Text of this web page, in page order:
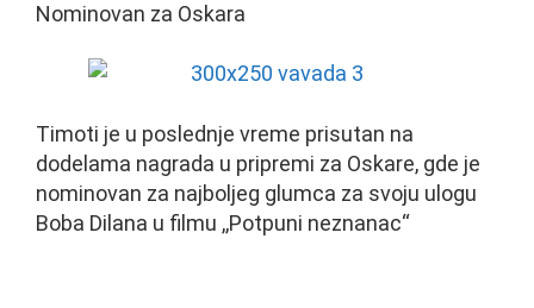
Nominovan za Oskara
Timoti je u poslednje vreme prisutan na
dodelama nagrada u pripremi za Oskare, gde je
nominovan za najboljeg glumca za svoju ulogu
Boba Dilana u filmu ,,Potpuni neznanac“